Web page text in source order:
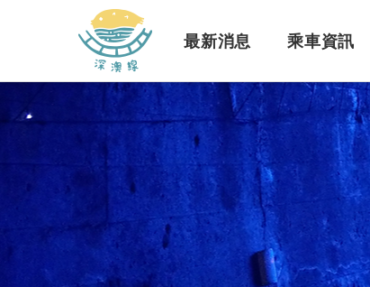
最新消息
訊息公告
乘車資訊
行車路線 票價時刻
景點介紹 探索行程介紹
緣起簡介 設施介紹
公車
一般問題 訂票問題